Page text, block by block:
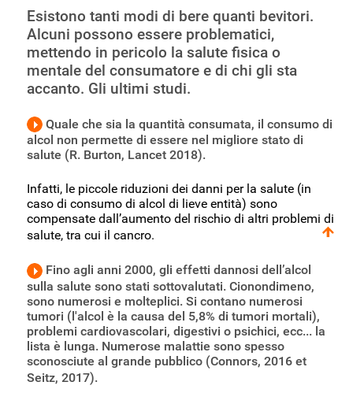
Esistono tanti modi di bere quanti bevitori.
Alcuni possono essere problematici,
mettendo in pericolo la salute fisica o
mentale del consumatore e di chi gli sta
accanto. Gli ultimi studi.
Quale che sia la quantità consumata, il consumo di
alcol non permette di essere nel migliore stato di
salute (R. Burton, Lancet 2018).
Infatti, le piccole riduzioni dei danni per la salute (in
caso di consumo di alcol di lieve entità) sono
compensate dall’aumento del rischio di altri problemi di
salute, tra cui il cancro.
Fino agli anni 2000, gli effetti dannosi dell’alcol
sulla salute sono stati sottovalutati. Cionondimeno,
sono numerosi e molteplici. Si contano numerosi
tumori (l'alcol è la causa del 5,8% di tumori mortali),
problemi cardiovascolari, digestivi o psichici, ecc... la
lista è lunga. Numerose malattie sono spesso
sconosciute al grande pubblico (Connors, 2016 et
Seitz, 2017).